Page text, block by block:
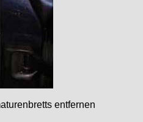
entfernen